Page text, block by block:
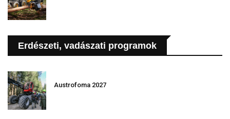
Erdészeti, vadászati programok
Austrofoma 2027